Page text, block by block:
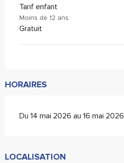
Tarif enfant
Moins de 12 ans.
Gratuit
HORAIRES
Du 14 mai 2026 au 16 mai 2026
LOCALISATION